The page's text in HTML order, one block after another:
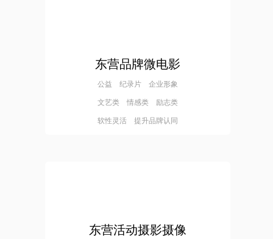
东营品牌微电影
公益 纪录片 企业形象
文艺类 情感类 励志类
软性灵活 提升品牌认同
东营活动摄影摄像